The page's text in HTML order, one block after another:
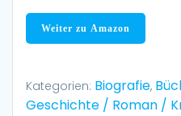
Weiter zu Amazon
Kategorien: Biografie,
Geschichte / Roman /